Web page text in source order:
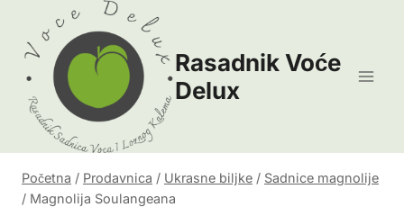
content
Rasadnik Voće
Delux
Početna / Prodavnica / Ukrasne biljke / Sadnice magnolije
/ Magnolija Soulangeana